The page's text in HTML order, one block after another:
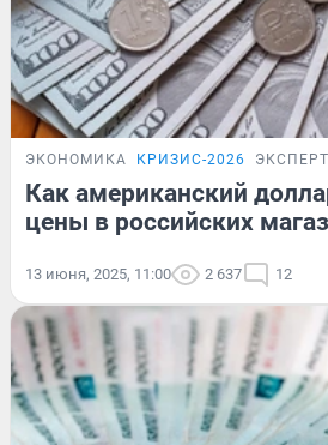
ЭКОНОМИКА КРИЗИС-2026 ЭКСПЕРТ
Как американский
цены в российских
13 июня, 2025, 11:00 2 637 12